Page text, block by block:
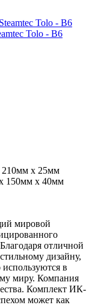
Tolo - B6
210мм х 25мм
150мм х 40мм
мировой
отличной
дизайну,
в
миру. Компания
Комплект ИК-
может как